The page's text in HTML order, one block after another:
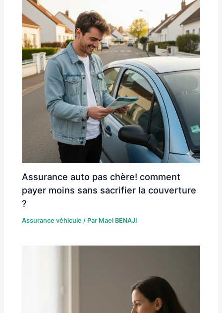
Assurance auto pas chère! comment
payer moins sans sacrifier la couverture
?
Assurance véhicule / Par Mael BENAJI